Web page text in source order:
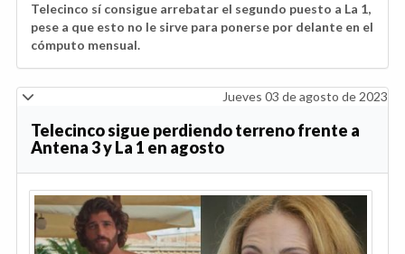
Telecinco sí consigue arrebatar el segundo puesto a La 1,
pese a que esto no le sirve para ponerse por delante en el
cómputo mensual.
Jueves 03 de agosto de 2023
Telecinco sigue perdiendo terreno frente a
Antena 3 y La 1 en agosto